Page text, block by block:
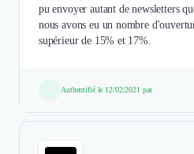
pu envoyer autant de newsletters
nous avons eu un nombre
supérieur de 15% et 17%.
Authentifié le 12/02/2021 par